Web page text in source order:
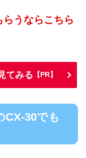
うならこちら
てみる 【PR】
CX-30でも